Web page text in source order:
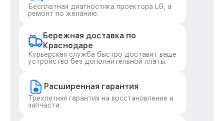
Бесплатная диагностика проектора LG, а
ремонт по желанию.
Бережная доставка по
Краснодаре
Курьерская служба быстро доставит ваше
устройство без дополнительной платы.
Расширенная гарантия
Трехлетняя гарантия на восстановление и
запчасти.